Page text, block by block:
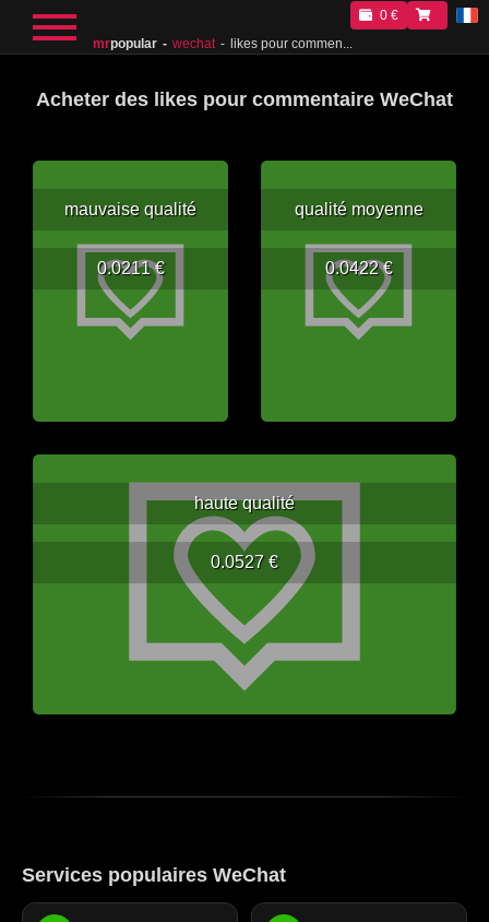
mrpopular wechat likes pour commen...
0 €
Acheter des likes pour commentaire WeChat
mauvaise qualité
0.0211 €
qualité moyenne
0.0422 €
haute qualité
0.0527 €
Services populaires WeChat